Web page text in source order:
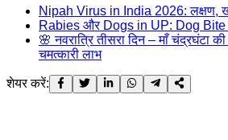
Nipah Virus in India 2026: लक्षण,
Rabies और Dogs in UP: Dog Bite
🌸 नवरात्रि तीसरा दिन – माँ चंद्रघंटा
चमत्कारी लाभ
शेयर करें: